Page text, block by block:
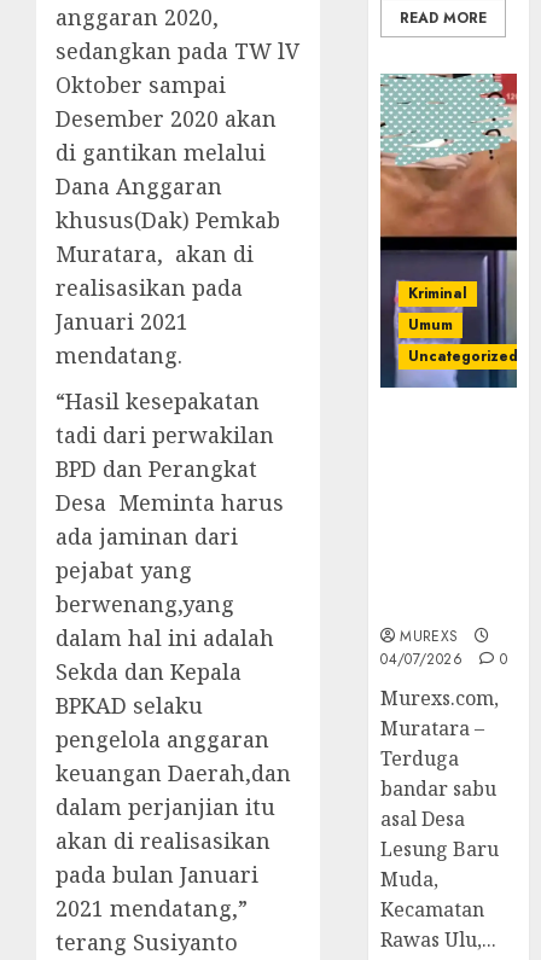
anggaran 2020,
sedangkan pada TW lV
Oktober sampai
Desember 2020 akan
di gantikan melalui
Dana Anggaran
khusus(Dak) Pemkab
Muratara, akan di
realisasikan pada
Januari 2021
mendatang.
“Hasil kesepakatan
tadi dari perwakilan
BPD dan Perangkat
Desa Meminta harus
ada jaminan dari
pejabat yang
berwenang,yang
dalam hal ini adalah
Sekda dan Kepala
BPKAD selaku
pengelola anggaran
keuangan Daerah,dan
dalam perjanjian itu
akan di realisasikan
pada bulan Januari
2021 mendatang,”
terang Susiyanto
READ MORE
Kriminal
Umum
Uncategorized
MUREXS
04/07/2026
0
Murexs.com,
Muratara –
Terduga
bandar sabu
asal Desa
Lesung Baru
Muda,
Kecamatan
Rawas Ulu,...